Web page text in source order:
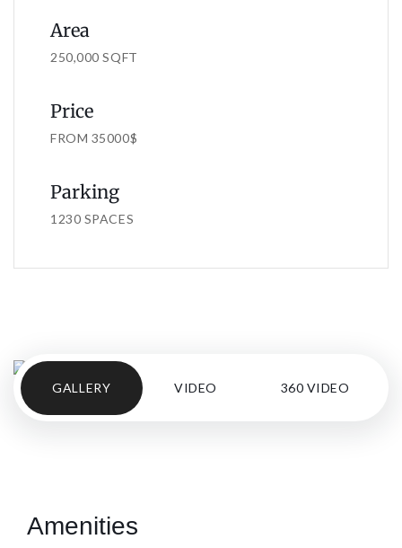
Area
250,000 SQFT
Price
FROM 35000$
Parking
1230 SPACES
GALLERY VIDEO 360 VIDEO
Amenities